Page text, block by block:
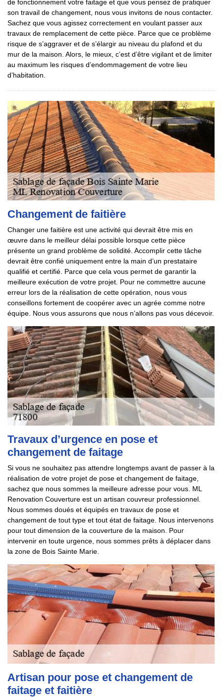
de fonctionnement votre faitage et que vous pensez de pratiquer
son travail de changement, nous vous invitons de nous contacter.
Sachez que vous agissez correctement en voulant passer aux
travaux de remplacement de cette pièce. Parce que ce problème
risque de s’aggraver et de s’élargir au niveau du plafond et du
mur de la maison. Alors, le mieux, c’est d’être vigilant et de limiter
au maximum les risques d’endommagement de votre lieu
d’habitation.
Changement de faitière
Changer une faitière est une activité qui devrait être mis en
œuvre dans le meilleur délai possible lorsque cette pièce
présente un grand problème de solidité. Accomplir cette tâche
devrait être confié uniquement entre la main d’un prestataire
qualifié et certifié. Parce que cela vous permet de garantir la
meilleure exécution de votre projet. Pour ne commettre aucune
erreur lors de la réalisation de cette opération, nous vous
conseillons fortement de coopérer avec un agrée comme notre
équipe. Nous vous assurons que nous n’allons pas vous décevoir.
Travaux d’urgence en pose et
changement de faitage
Si vous ne souhaitez pas attendre longtemps avant de passer à la
réalisation de votre projet de pose et changement de faitage,
sachez que nous sommes la meilleure adresse pour vous. ML
Renovation Couverture est un artisan couvreur professionnel.
Nous sommes doués et équipés en travaux de pose et
changement de tout type et tout état de faitage. Nous intervenons
pour tout dimension de la couverture de la maison. Pour
intervenir en toute urgence, nous sommes prêts à déplacer dans
la zone de Bois Sainte Marie.
Artisan pour pose et changement de
faitage et faitière